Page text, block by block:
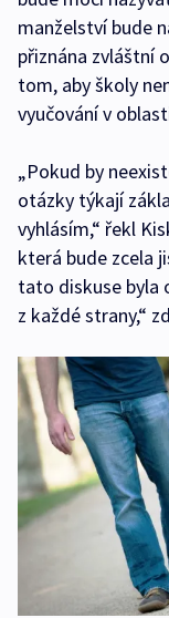
manželství bude
přiznána zvláštní
tom, aby školy
vyučování v
„Pokud by
otázky týkají
vyhlásím,“ řekl
která bude zcela
tato diskuse byla
z každé strany,“